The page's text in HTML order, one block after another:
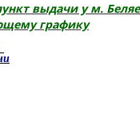
выдачи у м.
графику